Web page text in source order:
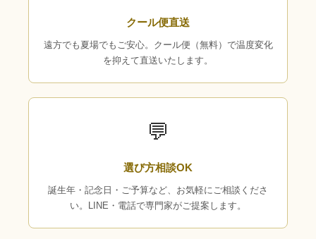
クール便直送
遠方でも夏場でもご安心。クール便（無料）で温度変化
を抑えて直送いたします。
💬
選び方相談OK
誕生年・記念日・ご予算など、お気軽にご相談くださ
い。LINE・電話で専門家がご提案します。